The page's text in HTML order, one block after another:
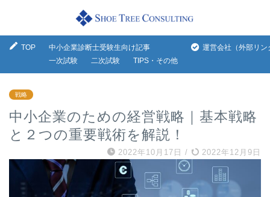
TOP
中小企業診断士受験生向け記事
一次試験
二次試験 TIPS・その他
運営会社（外部リン
戦略
中小企業のための経営戦略｜基本戦略
と２つの重要戦術を解説！
2022年10月17日 / 2022年12月9日